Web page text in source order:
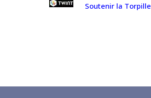
Soutenir la Torpille